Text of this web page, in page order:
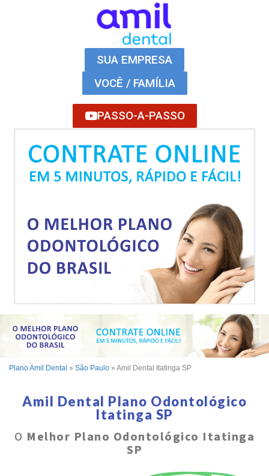
SUA EMPRESA
VOCÊ / FAMÍLIA
PASSO-A-PASSO
Plano Amil Dental » São Paulo » Amil Dental Itatinga SP
Amil Dental Plano Odontológico
Itatinga SP
O Melhor Plano Odontológico Itatinga
SP